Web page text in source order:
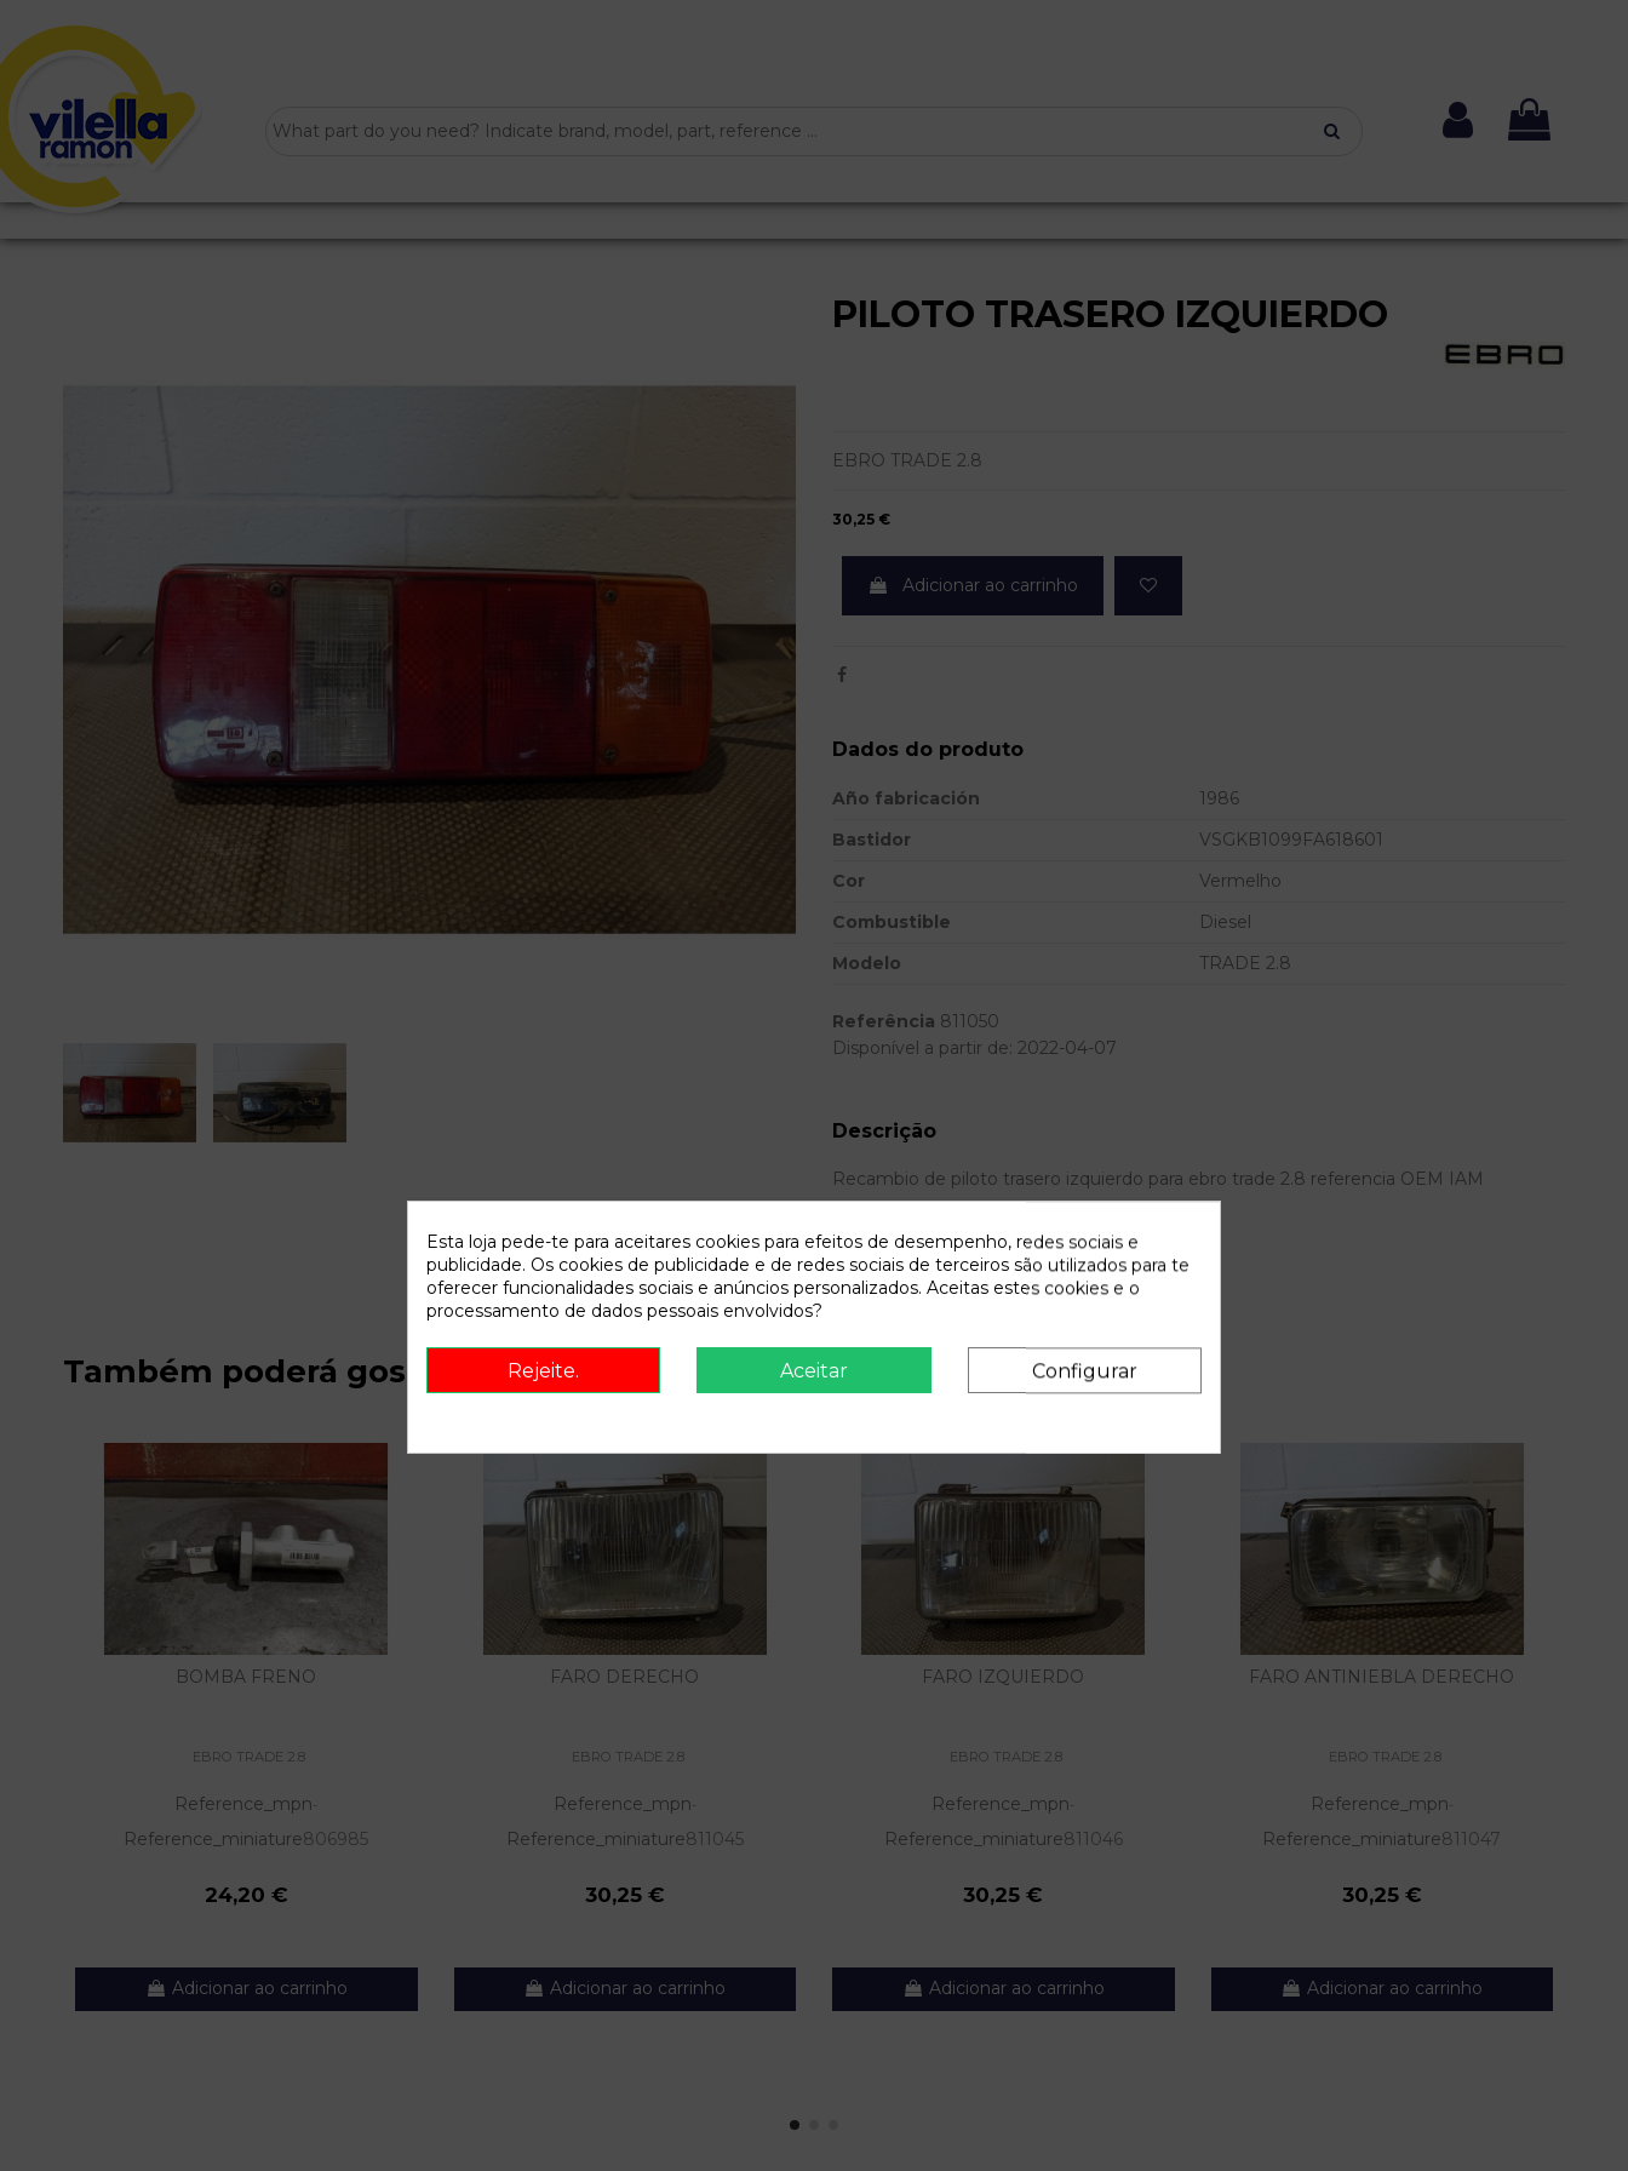
PILOTO TRASERO IZQUIERDO
EBRO TRADE 2.8
30,25 €
Adicionar ao carrinho
Dados do produto
Año fabricación
1986
Bastidor
VSGKB1099FA618601
Cor
Vermelho
Combustible
Diesel
Modelo
TRADE 2.8
Referência 811050
Disponível a partir de: 2022-04-07
Descrição
Recambio de piloto trasero izquierdo para ebro trade 2.8 referencia OEM IAM
Também poderá gostar
BOMBA FRENO
EBRO TRADE 2.8
Reference_mpn-
Reference_miniature806985
24,20 €
Adicionar ao carrinho
FARO DERECHO
EBRO TRADE 2.8
Reference_mpn-
Reference_miniature811045
30,25 €
Adicionar ao carrinho
FARO IZQUIERDO
EBRO TRADE 2.8
Reference_mpn-
Reference_miniature811046
30,25 €
Adicionar ao carrinho
FARO ANTINIEBLA DERECHO
EBRO TRADE 2.8
Reference_mpn-
Reference_miniature811047
30,25 €
Adicionar ao carrinho
Esta loja pede-te para aceitares cookies para efeitos de desempenho, redes sociais e
publicidade. Os cookies de publicidade e de redes sociais de terceiros são utilizados para te
oferecer funcionalidades sociais e anúncios personalizados. Aceitas estes cookies e o
processamento de dados pessoais envolvidos?
Rejeite. Aceitar Configurar